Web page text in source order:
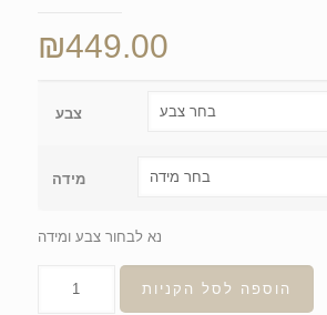
₪449.00
צבע
מידה
נא לבחור צבע ומידה
הוספה לסל הקניות